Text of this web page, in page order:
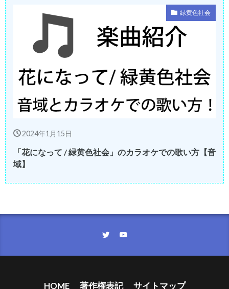
緑黄色社会
2024年1月15日
「花になって / 緑黄色社会」のカラオケでの歌い方【音
域】
HOME 著作権表記 サイトマップ